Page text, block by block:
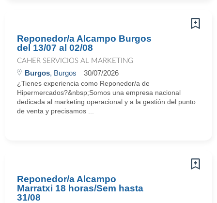
Reponedor/a Alcampo Burgos
del 13/07 al 02/08
CAHER SERVICIOS AL MARKETING
Burgos, Burgos 30/07/2026
¿Tienes experiencia como Reponedor/a de
Hipermercados?&nbsp;Somos una empresa nacional
dedicada al marketing operacional y a la gestión del punto
de venta y precisamos ...
Reponedor/a Alcampo
Marratxi 18 horas/Sem hasta
31/08